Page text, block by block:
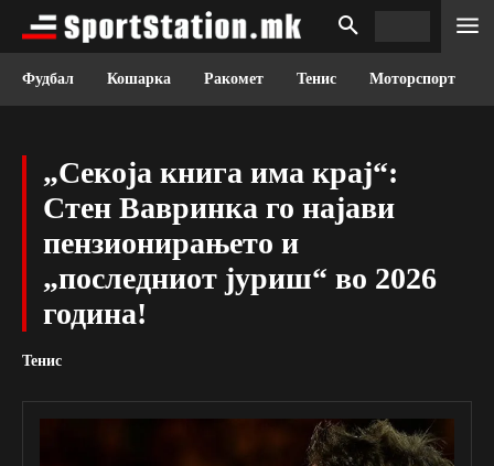
Фудбал Кошарка Ракомет Тенис Моторспорт
„Секоја книга има крај“:
Стен Вавринка го најави
пензионирањето и
„последниот јуриш“ во 2026
година!
Тенис